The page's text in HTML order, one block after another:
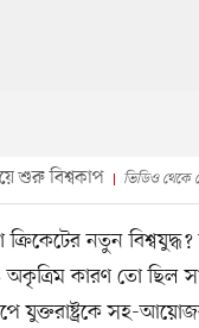
শুরু বিশ্বকাপ ভিডিও থেকে
ক্রিকেটের নতুন
কারণ তো ছিল
যুক্তরাষ্ট্রকে সহ-